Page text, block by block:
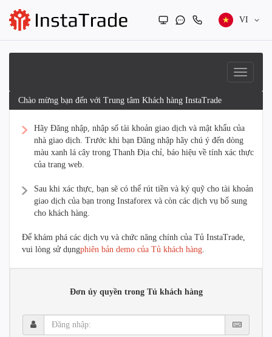
VI
Chào mừng bạn đến với Trung tâm Khách hàng InstaTrade
Hãy Đăng nhập, nhập số tài khoản giao dịch và mật khẩu của
nhà giao dịch. Trước khi bạn Đăng nhập hãy chú ý đến dòng
màu xanh lá cây trong Thanh Địa chỉ, báo hiệu về tính xác thực
của trang web.
Sau khi xác thực, bạn sẽ có thể rút tiền và ký quỹ cho tài khoản
giao dịch của bạn trong Instaforex và còn các dịch vụ bổ sung
cho khách hàng.
Để khám phá các dịch vụ và chức năng chính của Tủ InstaTrade,
vui lòng sử dụngphiên bản demo của Tủ khách hàng.
Đơn ủy quyền trong Tủ khách hàng
Đăng
nhập: